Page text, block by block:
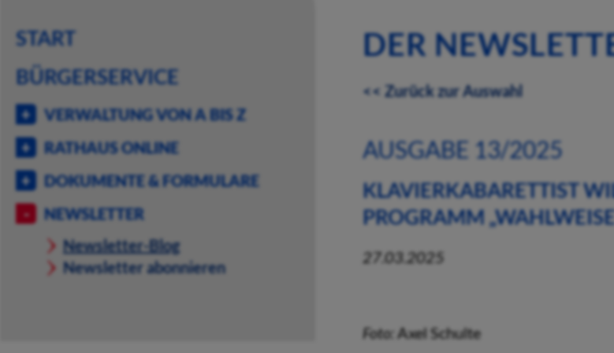
START
BÜRGERSERVICE
VERWALTUNG VON A BIS Z
RATHAUS ONLINE
DOKUMENTE & FORMULARE
NEWSLETTER
Newsletter-Blog
Newsletter abonnieren
DER
<< Zurück zur Auswahl
AUSGABE 13/2025
KLAVIERKABARETTIST
PROGRAMM
27.03.2025
Foto: Axel Schulte